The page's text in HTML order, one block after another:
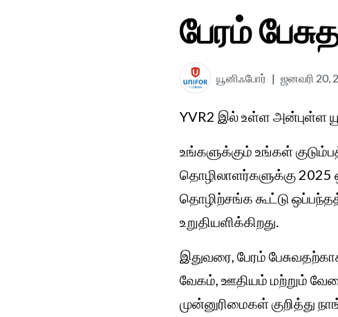
பேரம்
யூனிஃபோர் | ஜனவரி 20,
YVR2 இல் உள்ள அன்புள்ள
உங்களுக்கும் உங்கள்
தொழிலாளர்களுக்கு 2025
தொழிற்சங்க கூட்டு
உறுதியளிக்கிறது.
இதுவரை, பேரம்
வேகம், ஊதியம் மற்றும்
முன்னுரிமைகள் குறித்து